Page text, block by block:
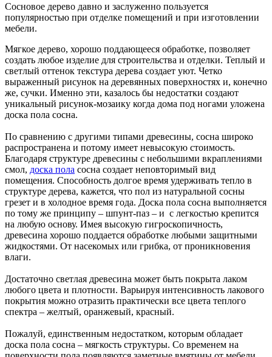
Сосновое дерево давно и заслуженно пользуется
популярностью при отделке помещений и при изготовлении
мебели.
Мягкое дерево, хорошо поддающееся обработке, позволяет
создать любое изделие для строительства и отделки. Теплый и
светлый оттенок текстура дерева создает уют. Четко
выраженный рисунок на деревянных поверхностях и, конечно
же, сучки. Именно эти, казалось бы недостатки создают
уникальный рисунок-мозаику когда дома под ногами уложена
доска пола сосна.
По сравнению с другими типами древесины, сосна широко
распространена и потому имеет невысокую стоимость.
Благодаря структуре древесины с небольшими вкраплениями
смол, доска пола сосна создает неповторимый вид
помещения. Способность долгое время удерживать тепло в
структуре дерева, кажется, что пол из натуральной сосны
грезет и в холодное время года. Доска пола сосна выполняется
по тому же принципу – шпунт-паз – и с легкостью крепится
на любую основу. Имея высокую гигроскопичность,
древесина хорошо поддается обработке любыми защитными
жидкостями. От насекомых или грибка, от проникновения
влаги.
Достаточно светлая древесина может быть покрыта лаком
любого цвета и плотности. Варьируя интенсивность лакового
покрытия можно отразить практически все цвета теплого
спектра – желтый, оранжевый, красный.
Пожалуй, единственным недостатком, которым обладает
доска пола сосна – мягкость структуры. Со временем на